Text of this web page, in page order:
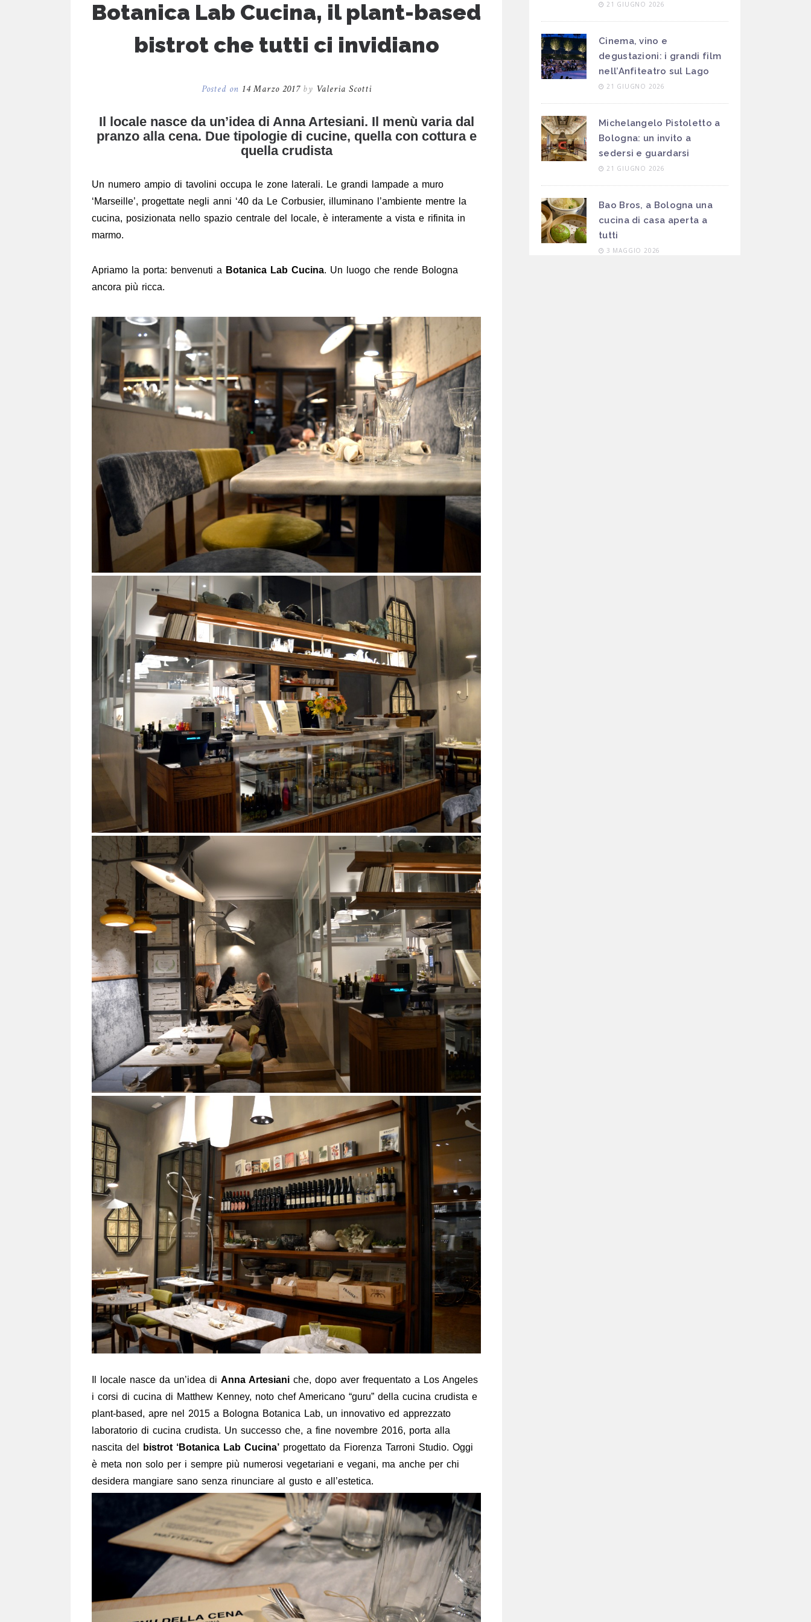
Botanica Lab Cucina, il plant-based
bistrot che tutti ci invidiano
Posted on 14 Marzo 2017 by Valeria Scotti
Il locale nasce da un’idea di Anna Artesiani. Il menù varia dal
pranzo alla cena. Due tipologie di cucine, quella con cottura e
quella crudista
Un numero ampio di tavolini occupa le zone laterali. Le grandi lampade a muro
‘Marseille’, progettate negli anni ‘40 da Le Corbusier, illuminano l’ambiente mentre la
cucina, posizionata nello spazio centrale del locale, è interamente a vista e rifinita in
marmo.
Apriamo la porta: benvenuti a Botanica Lab Cucina. Un luogo che rende Bologna
ancora più ricca.
Il locale nasce da un’idea di Anna Artesiani che, dopo aver frequentato a Los Angeles
i corsi di cucina di Matthew Kenney, noto chef Americano “guru” della cucina crudista e
plant-based, apre nel 2015 a Bologna Botanica Lab, un innovativo ed apprezzato
laboratorio di cucina crudista. Un successo che, a fine novembre 2016, porta alla
nascita del
bistrot ‘Botanica Lab Cucina’ progettato da Fiorenza Tarroni Studio. Oggi
è meta non solo per i sempre più numerosi vegetariani e vegani, ma anche per chi
desidera mangiare sano senza rinunciare al gusto e all’estetica.
21 GIUGNO 2026
Cinema, vino e
degustazioni: i grandi film
nell’Anfiteatro sul Lago
21 GIUGNO 2026
Michelangelo Pistoletto a
Bologna: un invito a
sedersi e guardarsi
21 GIUGNO 2026
Bao Bros, a Bologna una
cucina di casa aperta a
tutti
3 MAGGIO 2026